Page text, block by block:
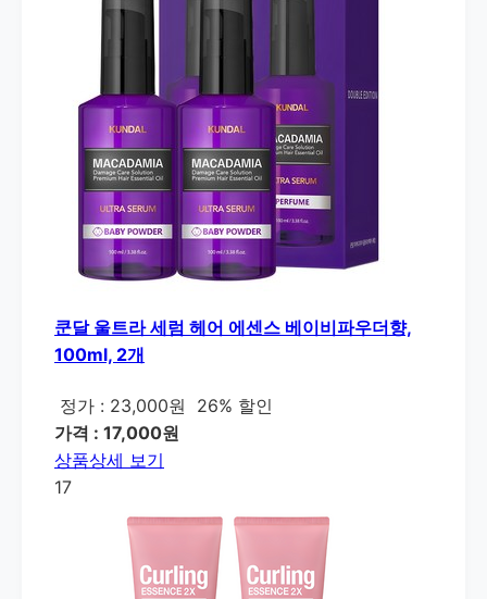
쿤달 울트라 세럼 헤어 에센스 베이비파우더향,
100ml, 2개
정가 : 23,000원
26% 할인
가격 : 17,000원
상품상세 보기
17